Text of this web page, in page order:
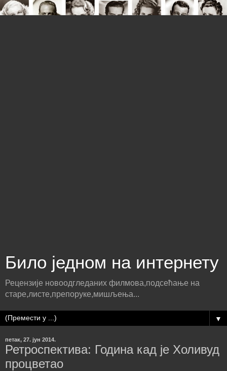
Било једном на интернету
Рецензије новоодгледаних филмова,подсећање на
старе,листе,препоруке,мишљења...
▼
петак, 27. јун 2014.
Ретроспектива: Година кад је Холивуд
процветао